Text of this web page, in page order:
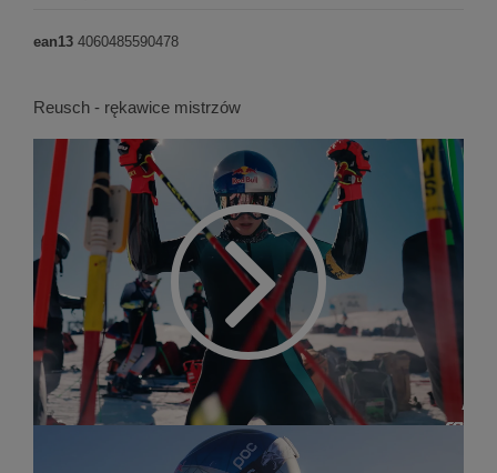
ean13 4060485590478
Reusch - rękawice mistrzów